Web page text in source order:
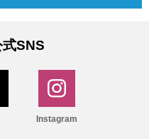
SNS
Instagram